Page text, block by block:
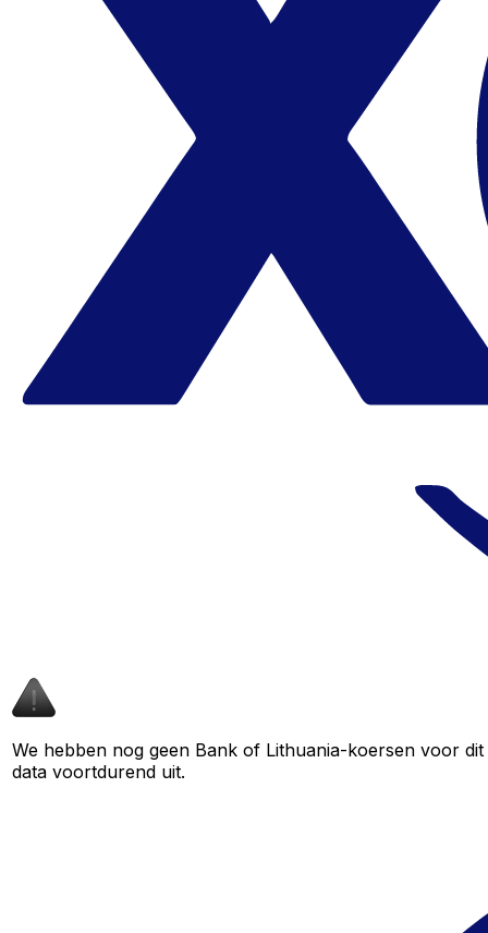
We hebben nog geen Bank of Lithuania-koersen voor
data voortdurend uit.